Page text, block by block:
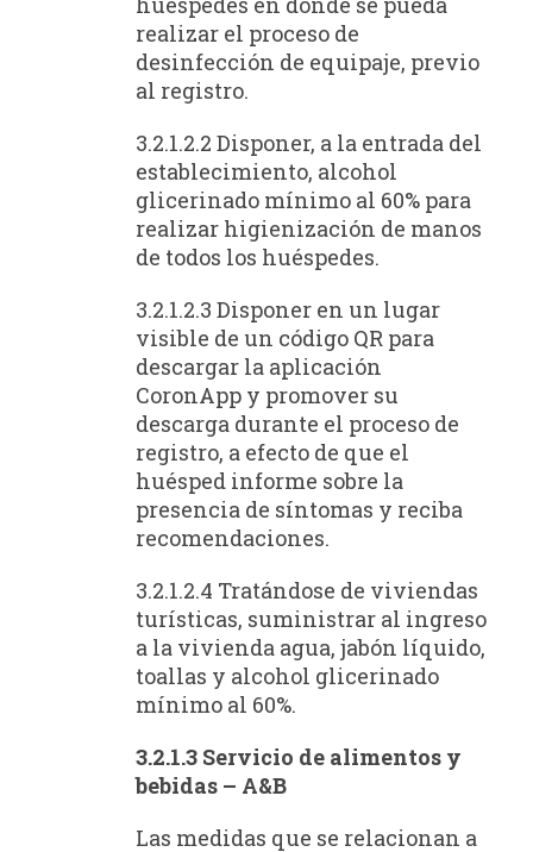
realizar el proceso de
desinfección de equipaje, previo
al registro.
3.2.1.2.2 Disponer, a la entrada del
establecimiento, alcohol
glicerinado mínimo al 60% para
realizar higienización de manos
de todos los huéspedes.
3.2.1.2.3 Disponer en un lugar
visible de un código QR para
descargar la aplicación
CoronApp y promover su
descarga durante el proceso de
registro, a efecto de que el
huésped informe sobre la
presencia de síntomas y reciba
recomendaciones.
3.2.1.2.4 Tratándose de viviendas
turísticas, suministrar al ingreso
a la vivienda agua, jabón líquido,
toallas y alcohol glicerinado
mínimo al 60%.
3.2.1.3 Servicio de alimentos y
bebidas – A&B
Las medidas que se relacionan a